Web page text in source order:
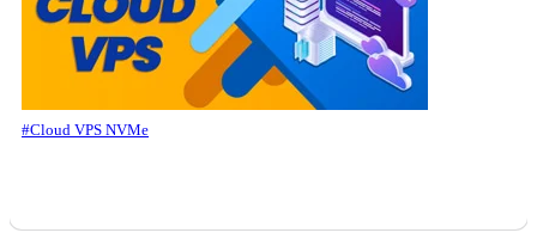
#Cloud VPS NVMe